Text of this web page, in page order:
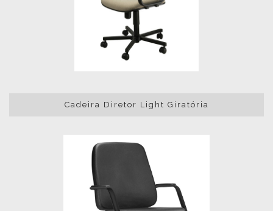
Cadeira Diretor Light Giratória